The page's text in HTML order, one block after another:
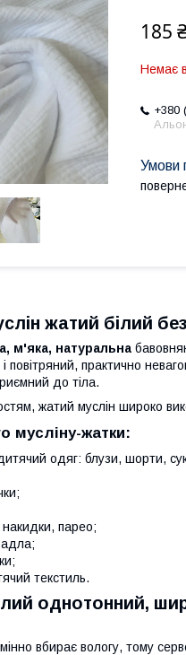
185
Немає
+380
жатий білий
м'яка, натуральна
повітряний, практично
до тіла.
жатий муслін широко
мусліну-жатки:
одяг: блузи, шорти,
парео;
текстиль.
однотонний,
вбирає вологу, тому